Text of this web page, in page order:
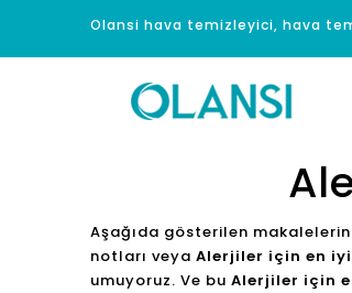
Olansi hava temizleyici, hava
Aşağıda gösterilen
notları veya Alerjiler için en
umuyoruz. Ve bu Alerjiler için